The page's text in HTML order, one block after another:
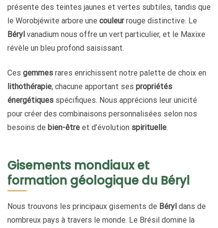
présente des teintes jaunes et vertes subtiles, tandis que
le Worobjéwite arbore une couleurrouge distinctive. Le
Béryl vanadium nous offre un vert particulier, et le Maxixe
révèle un bleu profond saisissant.
Ces gemmes rares enrichissent notre palette de choix en
lithothérapie, chacune apportant ses propriétés
énergétiques spécifiques. Nous apprécions leur unicité
pour créer des combinaisons personnalisées selon nos
besoins de bien-être et d’évolution spirituelle.
Gisements mondiaux et
formation géologique du Béryl
Nous trouvons les principaux gisements de Béryl dans de
nombreux pays à travers le monde. Le Brésil domine la